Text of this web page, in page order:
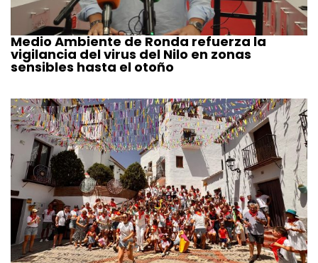
Medio Ambiente de Ronda refuerza la
vigilancia del virus del Nilo en zonas
sensibles hasta el otoño